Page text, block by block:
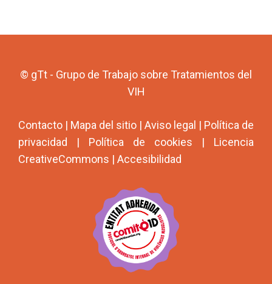
© gTt - Grupo de Trabajo sobre Tratamientos del
VIH
Contacto | Mapa del sitio | Aviso legal | Política de
privacidad | Política de cookies | Licencia
CreativeCommons | Accesibilidad